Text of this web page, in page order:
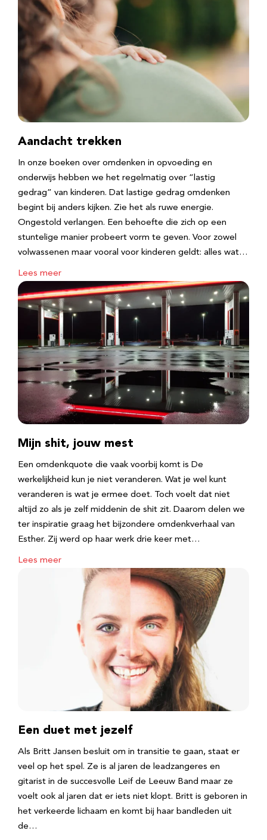
Aandacht trekken
In onze boeken over omdenken in opvoeding en
onderwijs hebben we het regelmatig over “lastig
gedrag” van kinderen. Dat lastige gedrag omdenken
begint bij anders kijken. Zie het als ruwe energie.
Ongestold verlangen. Een behoefte die zich op een
stuntelige manier probeert vorm te geven. Voor zowel
volwassenen maar vooral voor kinderen geldt: alles wat…
Lees meer
Mijn shit, jouw mest
Een omdenkquote die vaak voorbij komt is De
werkelijkheid kun je niet veranderen. Wat je wel kunt
veranderen is wat je ermee doet. Toch voelt dat niet
altijd zo als je zelf middenin de shit zit. Daarom delen we
ter inspiratie graag het bijzondere omdenkverhaal van
Esther. Zij werd op haar werk drie keer met…
Lees meer
Een duet met jezelf
Als Britt Jansen besluit om in transitie te gaan, staat er
veel op het spel. Ze is al jaren de leadzangeres en
gitarist in de succesvolle Leif de Leeuw Band maar ze
voelt ook al jaren dat er iets niet klopt. Britt is geboren in
het verkeerde lichaam en komt bij haar bandleden uit
de…